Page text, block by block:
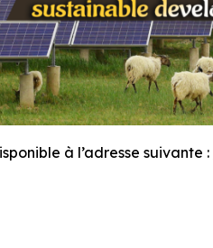
à l’adresse suivante :